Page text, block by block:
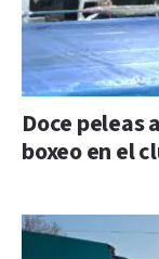
Doce peleas
boxeo en el